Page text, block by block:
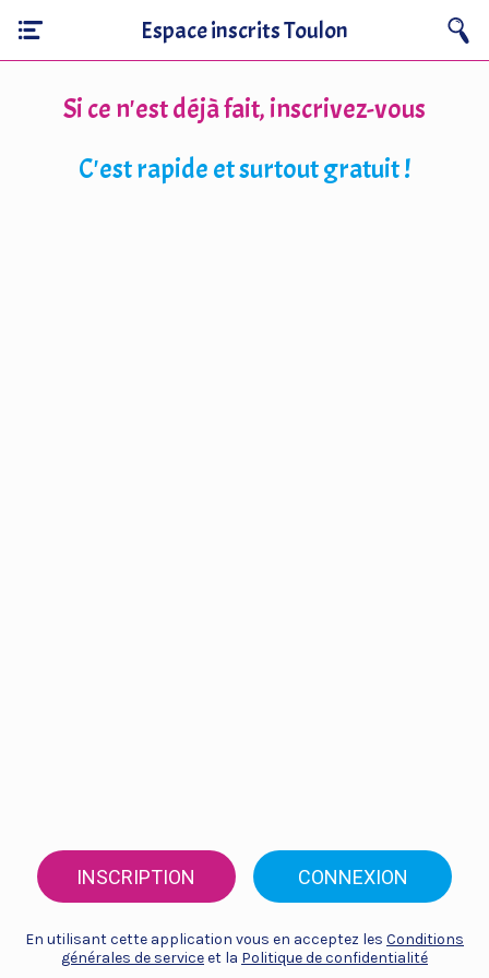
Espace inscrits Toulon
Si ce n'est déjà fait, inscrivez-vous
C'est rapide et surtout gratuit !
INSCRIPTION CONNEXION
En utilisant cette application vous en acceptez les Conditions
générales de serviceet la Politique de confidentialité